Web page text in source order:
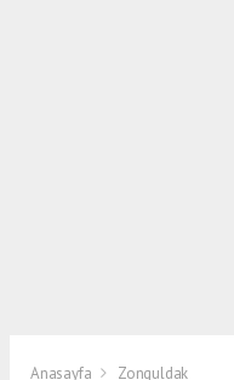
Anasayfa Zonguldak